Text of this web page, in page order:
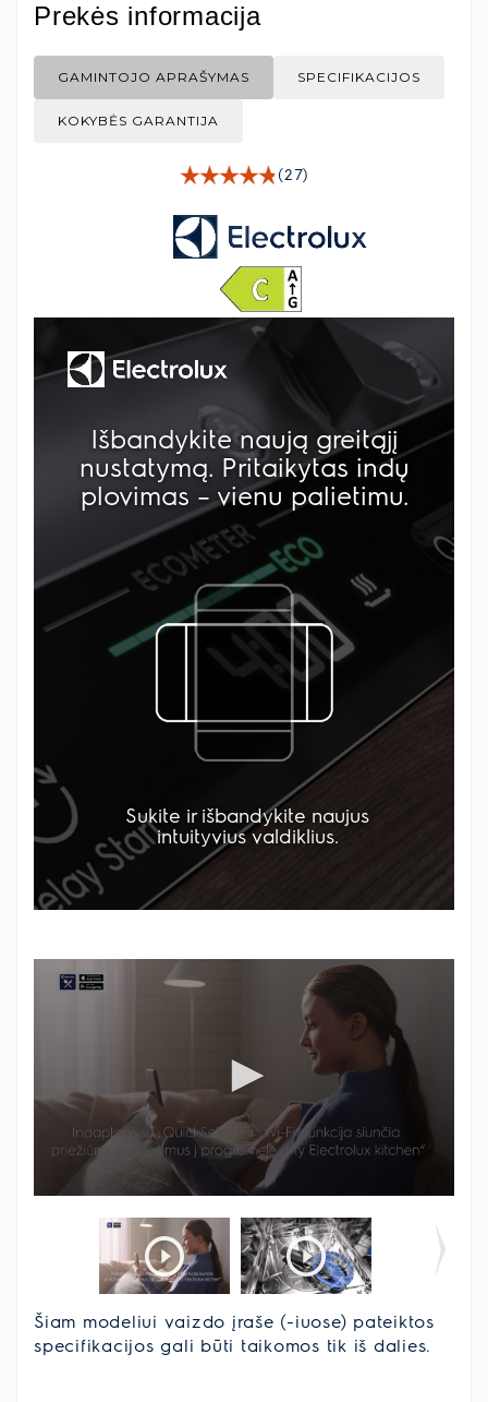
Prekės informacija
GAMINTOJO APRAŠYMAS SPECIFIKACIJOS
KOKYBĖS GARANTIJA
(27)
Šiam modeliui vaizdo įraše (-iuose) pateiktos
specifikacijos gali būti taikomos tik iš dalies.